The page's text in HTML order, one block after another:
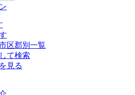
区郡別一覧
て検索
見る